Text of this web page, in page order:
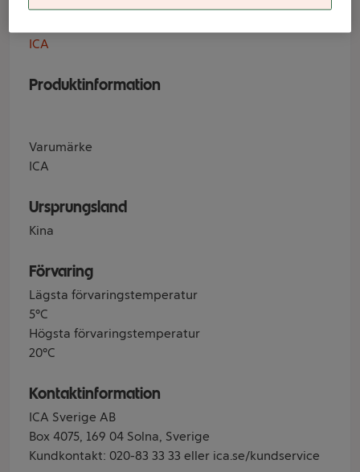
ICA
Produktinformation
Varumärke
ICA
Ursprungsland
Kina
Förvaring
Lägsta förvaringstemperatur
5°C
Högsta förvaringstemperatur
20°C
Kontaktinformation
ICA Sverige AB
Box 4075, 169 04 Solna, Sverige
Kundkontakt: 020-83 33 33 eller ica.se/kundservice